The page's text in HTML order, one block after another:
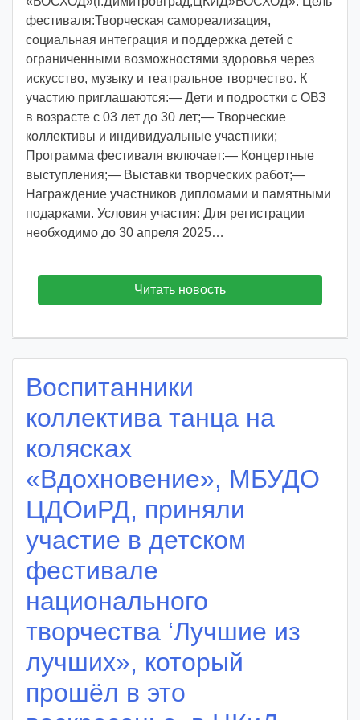
фестиваля:Творческая самореализация,
социальная интеграция и поддержка детей с
ограниченными возможностями здоровья через
искусство, музыку и театральное творчество. К
участию приглашаются:— Дети и подростки с ОВЗ
в возрасте с 03 лет до 30 лет;— Творческие
коллективы и индивидуальные участники;
Программа фестиваля включает:— Концертные
выступления;— Выставки творческих работ;—
Награждение участников дипломами и памятными
подарками. Условия участия: Для регистрации
необходимо до 30 апреля 2025…
Читать новость
Воспитанники
коллектива танца на
колясках
«Вдохновение», МБУДО
ЦДОиРД, приняли
участие в детском
фестивале
национального
творчества ‘Лучшие из
лучших», который
прошёл в это